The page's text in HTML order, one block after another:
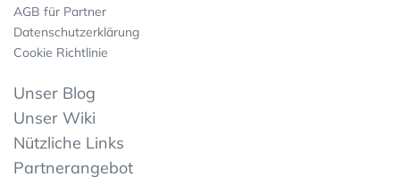
AGB für Partner
Datenschutzerklärung
Cookie Richtlinie
Unser Blog
Unser Wiki
Nützliche Links
Partnerangebot